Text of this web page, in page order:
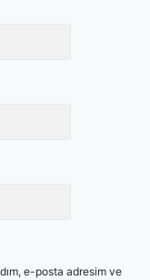
e-posta adresim ve